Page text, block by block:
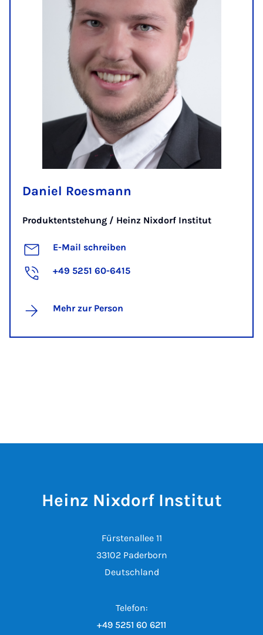
Daniel Roesmann
Produktentstehung / Heinz Nixdorf Institut
E-Mail schreiben
+49 5251 60-6415
Mehr zur Person
Heinz Nixdorf Institut
Fürstenallee 11
33102 Paderborn
Deutschland
Telefon:
+49 5251 60 6211